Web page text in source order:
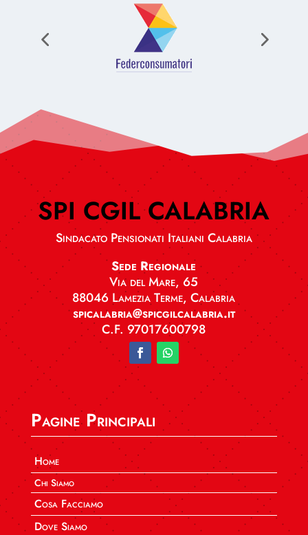
SPI CGIL CALABRIA
Sindacato Pensionati Italiani Calabria
Sede Regionale
Via del Mare, 65
88046 Lamezia Terme, Calabria
spicalabria@spicgilcalabria.it
C.F. 97017600798
Pagine Principali
Home
Chi Siamo
Cosa Facciamo
Dove Siamo